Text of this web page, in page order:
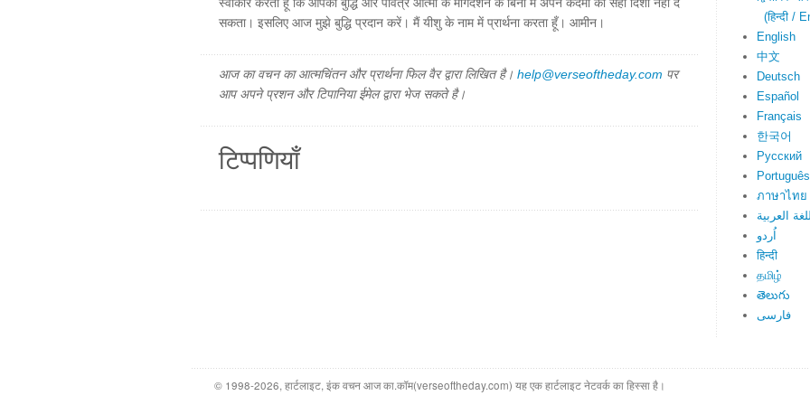
सकता। इसलिए आज मुझे बुद्धि प्रदान करें। मैं यीशु के नाम में प्रार्थना करता हूँ। आमीन।
आज का वचन का आत्मचिंतन और प्रार्थना फिल वैर द्वारा लिखित है। help@verseoftheday.com पर
आप अपने प्रशन और टिपानिया ईमेल द्वारा भेज सकते है।
टिप्पणियाँ
(हिन्दी /
English
中文
Deutsch
Español
Français
한국어
Русский
Português
ภาษาไทย
العربية
اُردو
हिन्दी
தமிழ்
తెలుగు
فارسی
© 1998-2026, हार्टलाइट, इंक वचन आज का.कॉम(verseoftheday.com) यह एक हार्टलाइट नेटवर्क का हिस्सा है।